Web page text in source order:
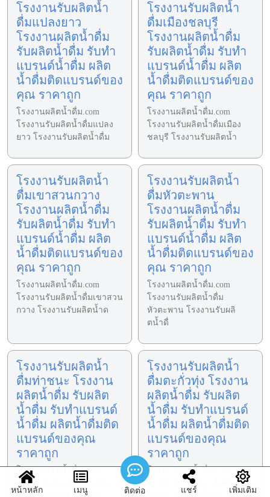
โรงงานรับผลิตน้ำ
ดื่มแปลงยาว
โรงงานผลิตน้ำดื่ม
รับผลิตน้ำดื่ม รับทำ
แบรนด์น้ำดื่ม ผลิต
น้ำดื่มติดแบรนด์ของ
คุณ ราคาถูก
โรงงานผลิตน้ำดื่ม.com
โรงงานรับผลิตน้ำดื่มแปลง
ยาว โรงงานรับผลิตน้ำดื่ม
โรงงานรับผลิตน้ำ
ดื่มเมืองชลบุรี
โรงงานผลิตน้ำดื่ม
รับผลิตน้ำดื่ม รับทำ
แบรนด์น้ำดื่ม ผลิต
น้ำดื่มติดแบรนด์ของ
คุณ ราคาถูก
โรงงานผลิตน้ำดื่ม.com
โรงงานรับผลิตน้ำดื่มเมือง
ชลบุรี โรงงานรับผลิตน้ำ
โรงงานรับผลิตน้ำ
ดื่มเขาสวนกวาง
โรงงานผลิตน้ำดื่ม
รับผลิตน้ำดื่ม รับทำ
แบรนด์น้ำดื่ม ผลิต
น้ำดื่มติดแบรนด์ของ
คุณ ราคาถูก
โรงงานผลิตน้ำดื่ม.com
โรงงานรับผลิตน้ำดื่มเขาสวน
กวาง โรงงานรับผลิตน้ำด
โรงงานรับผลิตน้ำ
ดื่มหัวตะพาน
โรงงานผลิตน้ำดื่ม
รับผลิตน้ำดื่ม รับทำ
แบรนด์น้ำดื่ม ผลิต
น้ำดื่มติดแบรนด์ของ
คุณ ราคาถูก
โรงงานผลิตน้ำดื่ม.com
โรงงานรับผลิตน้ำดื่ม
หัวตะพาน โรงงานรับผลิ
ตน้ำดื่
โรงงานรับผลิตน้ำ
ดื่มท่าชนะ โรงงาน
ผลิตน้ำดื่ม รับผลิต
น้ำดื่ม รับทำแบรนด์
น้ำดื่ม ผลิตน้ำดื่มติด
แบรนด์ของคุณ
ราคาถูก
โรงงานผลิตน้ำดื่ม.com
โรงงานรับผลิตน้ำดื่มไชยา
โรงงานรับผลิตน้ำ
ดื่มตะกั่วทุ่ง โรงงาน
ผลิตน้ำดื่ม รับผลิต
น้ำดื่ม รับทำแบรนด์
น้ำดื่ม ผลิตน้ำดื่มติด
แบรนด์ของคุณ
ราคาถูก
โรงงานผลิตน้ำดื่ม.com
โรงงานรับผลิตน้ำดื่มตะกั่วทุ่ง
หน้าหลัก เมนู ติดต่อ แชร์ เพิ่มเติม